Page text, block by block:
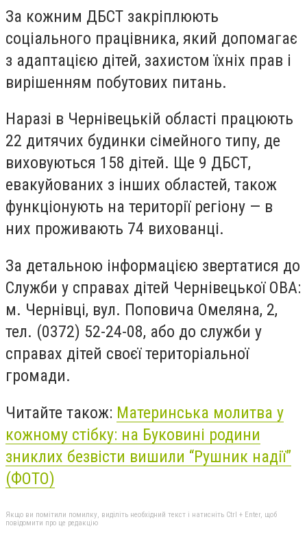
За кожним ДБСТ закріплюють
соціального працівника, який допомагає
з адаптацією дітей, захистом їхніх прав і
вирішенням побутових питань.
Наразі в Чернівецькій області працюють
22 дитячих будинки сімейного типу, де
виховуються 158 дітей. Ще 9 ДБСТ,
евакуйованих з інших областей, також
функціонують на території регіону — в
них проживають 74 вихованці.
За детальною інформацією звертатися до
Служби у справах дітей Чернівецької ОВА:
м. Чернівці, вул. Поповича Омеляна, 2,
тел. (0372) 52-24-08, або до служби у
справах дітей своєї територіальної
громади.
Читайте також: Материнська молитва у
кожному стібку: на Буковині родини
зниклих безвісти вишили “Рушник надії”
(ФОТО)
Якщо ви помітили помилку, виділіть необхідний текст і натисніть Ctrl + Enter, щоб
повідомити про це редакцію